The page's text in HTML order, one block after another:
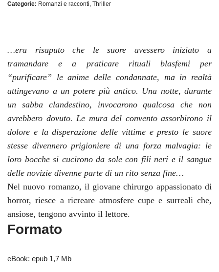
Categorie: Romanzi e racconti, Thriller
…era risaputo che le suore avessero iniziato a
tramandare e a praticare rituali blasfemi per
“purificare” le anime delle condannate, ma in realtà
attingevano a un potere più antico. Una notte, durante
un sabba clandestino, invocarono qualcosa che non
avrebbero dovuto. Le mura del convento assorbirono il
dolore e la disperazione delle vittime e presto le suore
stesse divennero prigioniere di una forza malvagia: le
loro bocche si cucirono da sole con fili neri e il sangue
delle novizie divenne parte di un rito senza fine…
Nel nuovo romanzo, il giovane chirurgo appassionato di
horror, riesce a ricreare atmosfere cupe e surreali che,
ansiose, tengono avvinto il lettore.
Formato
eBook: epub 1,7 Mb